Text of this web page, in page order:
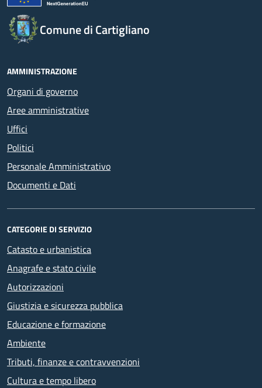
Comune di Cartigliano
AMMINISTRAZIONE
Organi di governo
Aree amministrative
Uffici
Politici
Personale Amministrativo
Documenti e Dati
CATEGORIE DI SERVIZIO
Catasto e urbanistica
Anagrafe e stato civile
Autorizzazioni
Giustizia e sicurezza pubblica
Educazione e formazione
Ambiente
Tributi, finanze e contravvenzioni
Cultura e tempo libero